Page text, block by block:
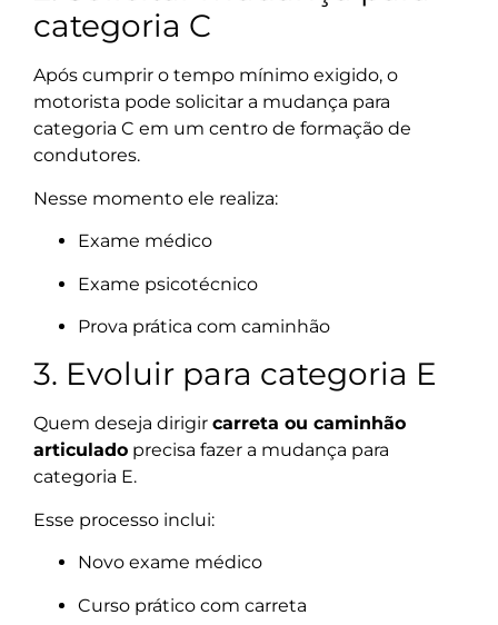
categoria C
Após cumprir o tempo mínimo exigido, o
motorista pode solicitar a mudança para
categoria C em um centro de formação de
condutores.
Nesse momento ele realiza:
Exame médico
Exame psicotécnico
Prova prática com caminhão
3. Evoluir para categoria E
Quem deseja dirigir carreta ou caminhão
articulado precisa fazer a mudança para
categoria E.
Esse processo inclui:
Novo exame médico
Curso prático com carreta